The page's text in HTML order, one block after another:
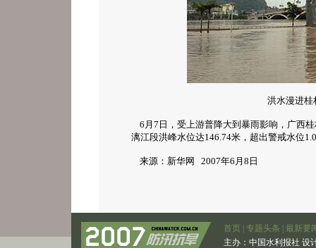
洪水漫进桂
6月7日，受上游普降大到暴雨影响，广西
漓江段洪峰水位达146.74米，超出警戒水位
来源：新华网 2007年6月8日
首页 专题头条
最新要
主办： 中国水利报社 设